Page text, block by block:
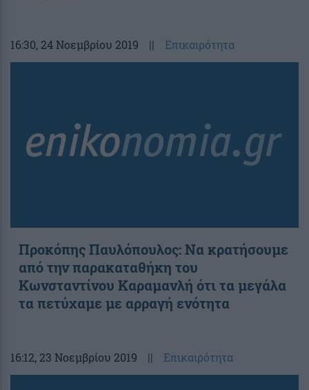
16:30, 24 Νοεμβρίου 2019 || Επικαιρότητα
Προκόπης Παυλόπουλος: Να κρατήσουμε
από την παρακαταθήκη του
Κωνσταντίνου Καραμανλή ότι τα μεγάλα
τα πετύχαμε με αρραγή ενότητα
16:12, 23 Νοεμβρίου 2019 || Επικαιρότητα